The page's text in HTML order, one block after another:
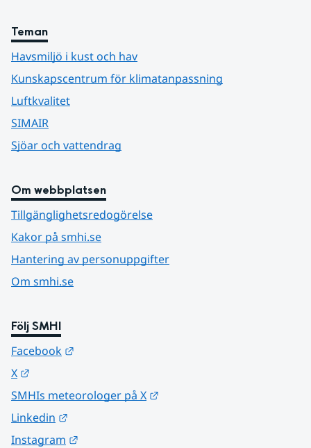
Teman
Havsmiljö i kust och hav
Kunskapscentrum för klimatanpassning
Luftkvalitet
SIMAIR
Sjöar och vattendrag
Om webbplatsen
Tillgänglighetsredogörelse
Kakor på smhi.se
Hantering av personuppgifter
Om smhi.se
Följ SMHI
Facebook
X
SMHIs meteorologer på X
Linkedin
Instagram